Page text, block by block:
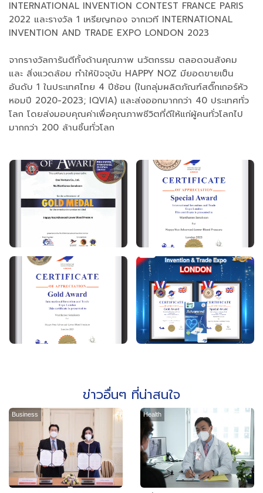
INTERNATIONAL INVENTION CONTEST FRANCE PARIS
2022 และรางวัล 1 เหรียญทอง จากเวที INTERNATIONAL
INVENTION AND TRADE EXPO LONDON 2023
จากรางวัลการันตีทั้งด้านคุณภาพ นวัตกรรม ตลอดจนสังคม
และ สิ่งแวดล้อม ทำให้ปัจจุบัน HAPPY NOZ มียอดขายเป็น
อันดับ 1 ในประเทศไทย 4 ปีซ้อน (ในกลุ่มผลิตภัณฑ์สติ๊กเกอร์หัว
หอมปี 2020-2023; IQVIA) และส่งออกมากกว่า 40 ประเทศทั่ว
โลก โดยส่งมอบคุณค่าเพื่อคุณภาพชีวิตที่ดีให้แก่ผู้คนทั่วโลกไป
มากกว่า 200 ล้านชิ้นทั่วโลก
ข่าวอื่นๆ ที่น่าสนใจ
Business Health